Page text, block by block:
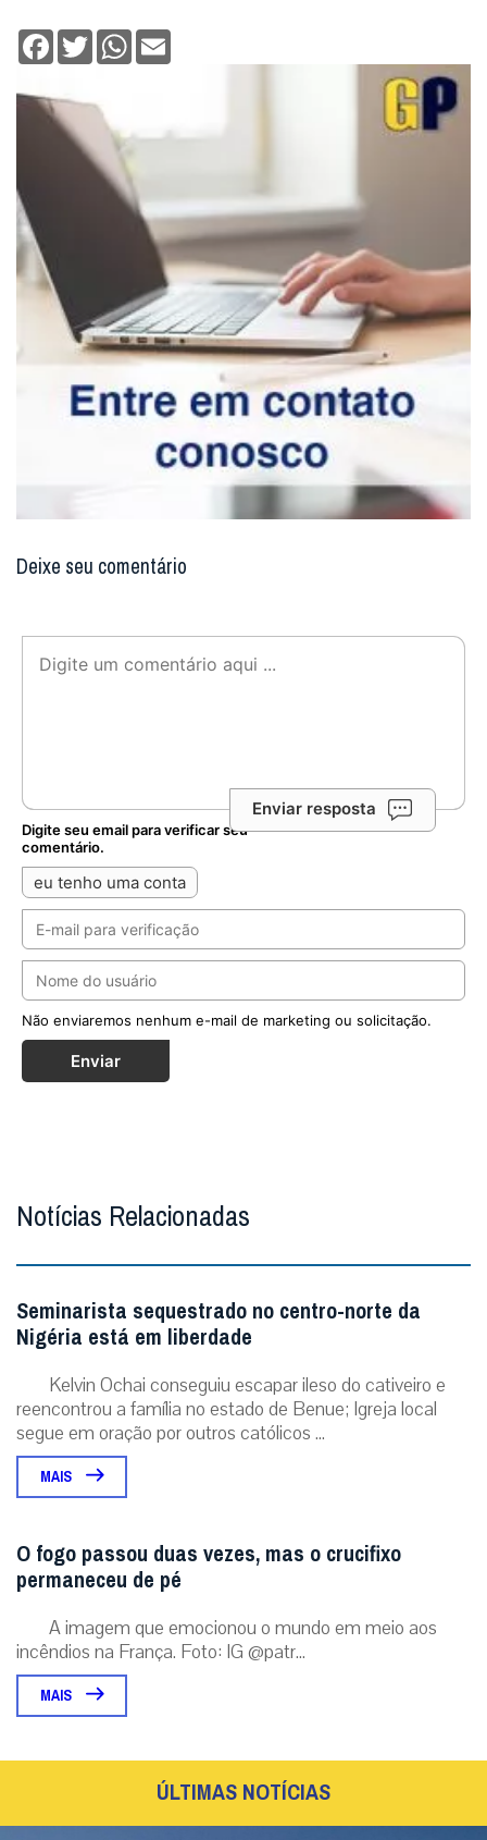
Facebook
TwitterWhatsApp
Deixe seu comentário
Enviar resposta
Digite seu email para verificar seu
comentário.
eu tenho uma conta
Não enviaremos nenhum e-mail de marketing ou solicitação.
Enviar
Notícias Relacionadas
Seminarista sequestrado no centro-norte da
Nigéria está em liberdade
Kelvin Ochai conseguiu escapar ileso do cativeiro e
reencontrou a família no estado de Benue; Igreja local
segue em oração por outros católicos ...
MAIS
O fogo passou duas vezes, mas o crucifixo
permaneceu de pé
A imagem que emocionou o mundo em meio aos
incêndios na França. Foto: IG @patr...
MAIS
ÚLTIMAS NOTÍCIAS